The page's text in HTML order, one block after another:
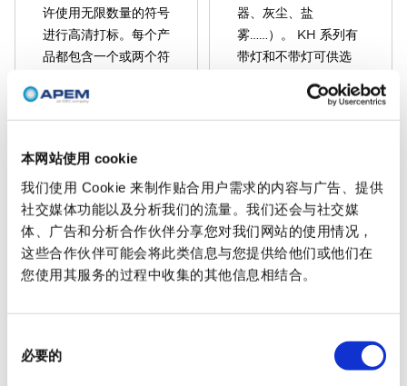
本网站使用 cookie
我们使用 Cookie 来制作贴合用户需求的内容与广告、提供
社交媒体功能以及分析我们的流量。我们还会与社交媒
体、广告和分析合作伙伴分享您对我们网站的使用情况，
这些合作伙伴可能会将此类信息与您提供给他们或他们在
您使用其服务的过程中收集的其他信息相结合。
必要的
许使用无限数量的符号
进行高清打标。每个产
品都包含一个或两个符
有出现 KR 的时尚仪表
板。在线手册中显示了
择。观看视频：主要特
点多种边框颜色选择多
种LED选择激光蚀刻
符号预期寿命长可选择
密封至 IP68
器、灰尘、盐
雾……）。 KH 系列有
带灯和不带灯可供选
颜色，最大程度满足客
户要求。观看视频：主
移印符号照明或非照明
密封至 IP69K